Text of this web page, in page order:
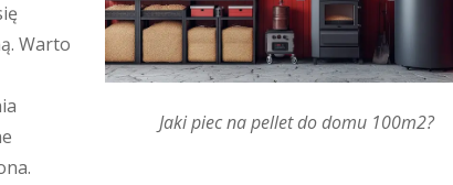
Jaki piec na pellet do domu 100m2?
Warto